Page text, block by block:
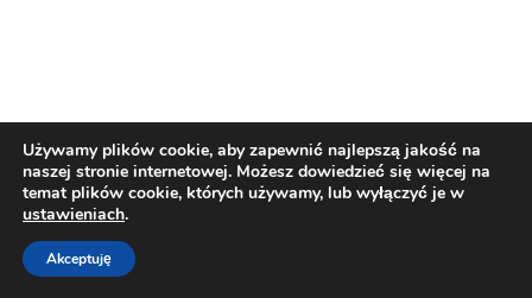
Używamy plików cookie, aby zapewnić najlepszą jakość na
naszej stronie internetowej. Możesz dowiedzieć się więcej na
temat plików cookie, których używamy, lub wyłączyć je w
ustawieniach.
Akceptuję